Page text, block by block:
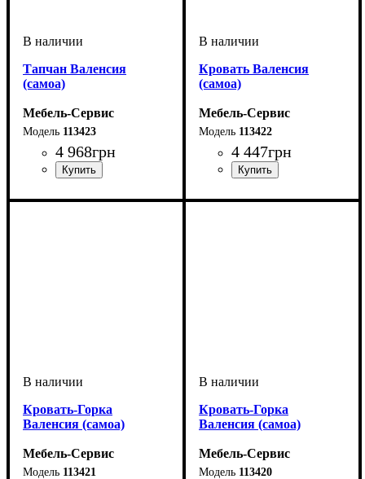
Тапчан Валенсия
(самоа)
Мебель-Сервис
113423
4 968грн
Кровать Валенсия
(самоа)
Мебель-Сервис
113422
4 447грн
Кровать-Горка
Валенсия (самоа)
Мебель-Сервис
113421
Кровать-Горка
Валенсия (самоа)
Мебель-Сервис
113420